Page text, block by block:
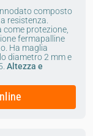
composto
resistenza.
come protezione,
fermapalline
Ha maglia
diametro 2 mm e
Altezza e